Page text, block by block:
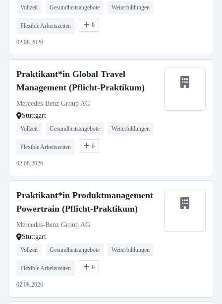
Vollzeit Gesundheitsangebote Weiterbildungen
Flexible Arbeitszeiten 6
02.08.2026
Praktikant*in Global Travel
Management (Pflicht-Praktikum)
Mercedes-Benz Group AG
Stuttgart
Vollzeit Gesundheitsangebote Weiterbildungen
Flexible Arbeitszeiten 6
02.08.2026
Praktikant*in Produktmanagement
Powertrain (Pflicht-Praktikum)
Mercedes-Benz Group AG
Stuttgart
Vollzeit Gesundheitsangebote Weiterbildungen
Flexible Arbeitszeiten 6
02.08.2026